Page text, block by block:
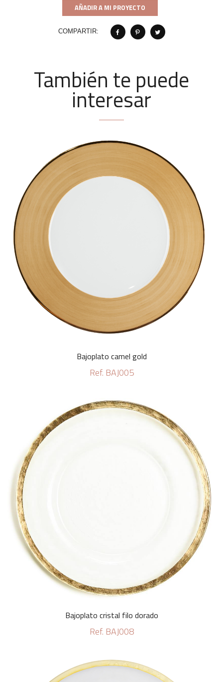
AÑADIR A MI PROYECTO
COMPARTIR:
También te puede
interesar
Bajoplato camel gold
Ref. BAJ005
Bajoplato cristal filo dorado
Ref. BAJ008